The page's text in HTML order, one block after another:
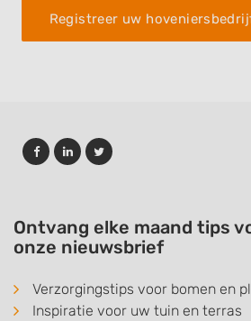
Registreer uw
Ontvang elke maand tips
onze nieuwsbrief
Verzorgingstips voor bomen en
Inspiratie voor uw tuin en terras